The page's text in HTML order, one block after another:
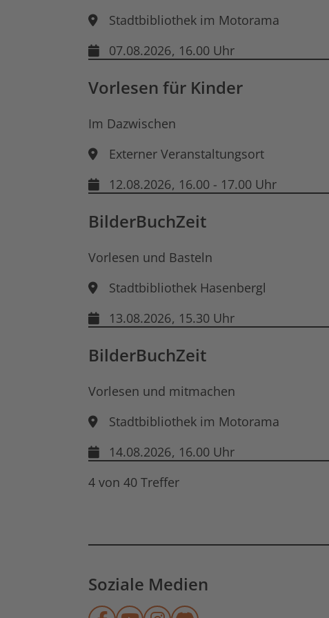
Stadtbibliothek im Motorama
07.08.2026, 16.00 Uhr
Vorlesen für Kinder
Im Dazwischen
Externer Veranstaltungsort
12.08.2026, 16.00 - 17.00 Uhr
BilderBuchZeit
Vorlesen und Basteln
Stadtbibliothek Hasenbergl
13.08.2026, 15.30 Uhr
BilderBuchZeit
Vorlesen und mitmachen
Stadtbibliothek im Motorama
14.08.2026, 16.00 Uhr
4 von 40 Treffer
Soziale Medien